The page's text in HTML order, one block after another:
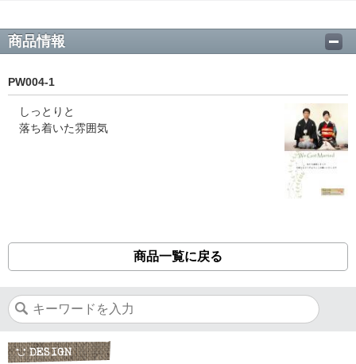
商品情報
PW004-1
しっとりと
落ち着いた雰囲気
商品一覧に戻る